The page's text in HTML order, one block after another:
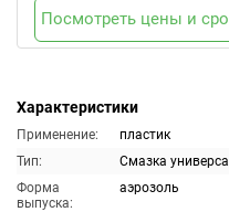
Характеристики
Применение:
пластик
Тип:
Смазка
Форма
выпуска:
аэрозоль
Посмотреть цены и